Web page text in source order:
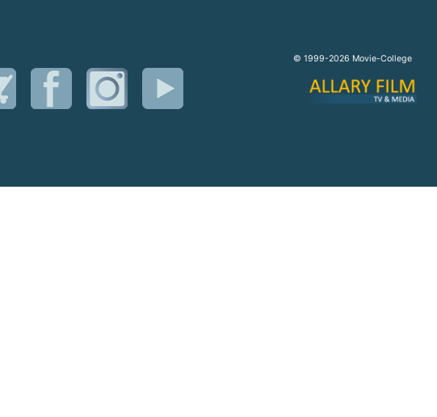
© 1999-2026 Movie-College